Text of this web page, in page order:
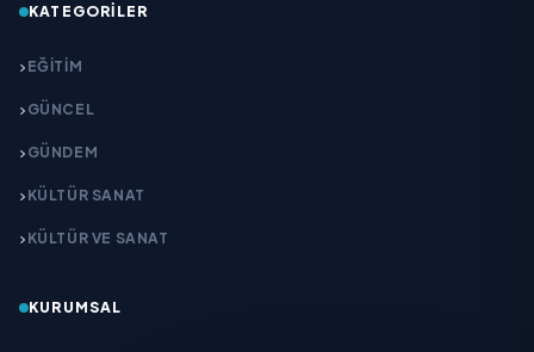
KATEGORILER
EĞITIM
GÜNCEL
GÜNDEM
KÜLTÜR SANAT
KÜLTÜR VE SANAT
KURUMSAL